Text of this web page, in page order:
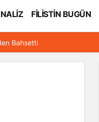
FİLİSTİN BUGÜN
Bahsetti